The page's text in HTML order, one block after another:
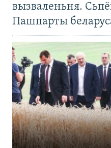
вызваленьня.
Пашпарты